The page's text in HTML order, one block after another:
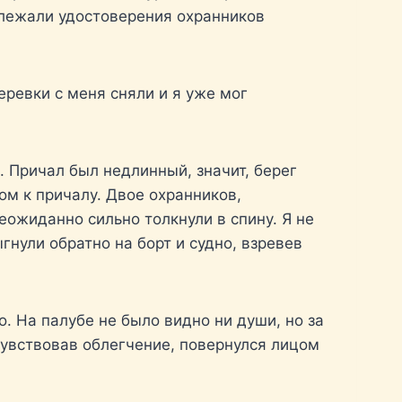
удостоверения охранников
с меня сняли и я уже мог
был недлинный, значит, берег
к причалу. Двое охранников,
сильно толкнули в спину. Я не
обратно на борт и судно, взревев
На палубе не было видно ни души, но за
облегчение, повернулся лицом